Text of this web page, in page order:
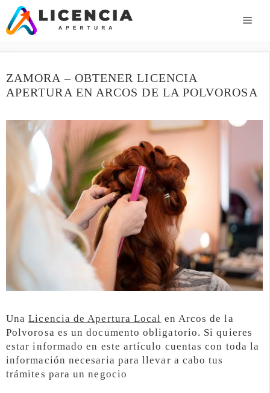
Saltar
contenido
ZAMORA – OBTENER LICENCIA
APERTURA EN ARCOS DE LA POLVOROSA
UnaLicencia de Apertura Local en Arcos de la
Polvorosa es un documento obligatorio. Si quieres
estar informado en este artículo cuentas con toda la
información necesaria para llevar a cabo tus
trámites para un negocio